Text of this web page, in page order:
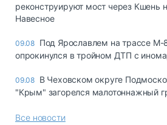
реконструируют мост через Кшень
Навесное
09.08 Под Ярославлем на трассе М-
опрокинулся в тройном ДТП с
09.08 В Чеховском округе
"Крым" загорелся малотоннажный
Все новости